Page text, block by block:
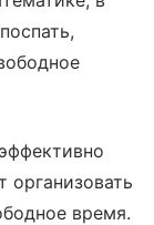
организовать
время.